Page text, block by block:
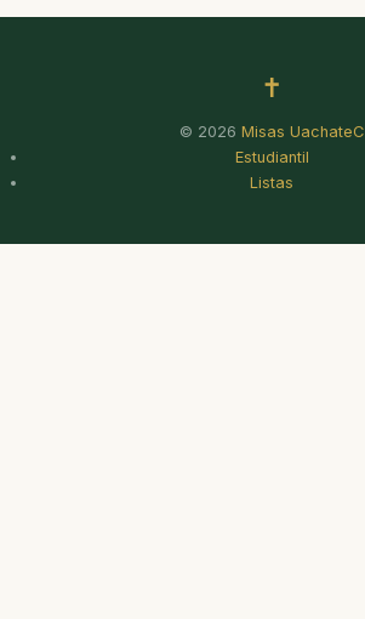
✝
© 2026 Misas UachateC
Estudiantil
Listas